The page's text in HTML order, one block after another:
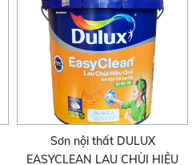
Sơn nội thất DULUX
EASYCLEAN LAU CHÙI HIỆU